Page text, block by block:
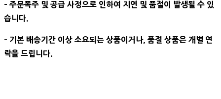
- 주문폭주 및 공급 사정으로 인하여 지연 및 품절이 발생될 수 있
습니다.
- 기본 배송기간 이상 소요되는 상품이거나, 품절 상품은 개별 연
락을 드립니다.